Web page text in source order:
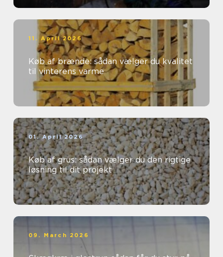
11. April 2026
Køb af brænde: sådan vælger du kvalitet
til vinterens varme
01. April 2026
Køb af grus: sådan vælger du den rigtige
løsning til dit projekt
09. March 2026